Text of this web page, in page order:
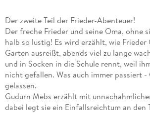
Der zweite Teil der Frieder-Abenteuer!
Der freche Frieder und seine Oma, ohne
halb so lustig! Es wird erzählt, wie Frieder
Garten ausreißt, abends viel zu lange
und in Socken in die Schule rennt, weil
nicht gefallen. Was auch immer passiert
gelassen.
Gudurn Mebs erzählt mit
dabei legt sie ein Einfallsreichtum an den